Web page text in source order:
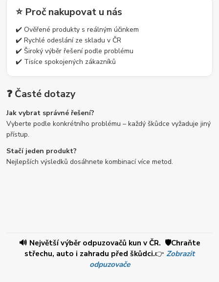
⭐ Proč nakupovat u nás
✔️ Ověřené produkty s reálným účinkem
✔️ Rychlé odeslání ze skladu v ČR
✔️ Široký výběr řešení podle problému
✔️ Tisíce spokojených zákazníků
❓ Časté dotazy
Jak vybrat správné řešení?
Vyberte podle konkrétního problému – každý škůdce vyžaduje jiný
přístup.
Stačí jeden produkt?
Nejlepších výsledků dosáhnete kombinací více metod.
🔊 Největší výběr odpuzovačů kun v ČR. 🛡️Chraňte
střechu, auto i zahradu před škůdci.👉 Zobrazit
odpuzovače